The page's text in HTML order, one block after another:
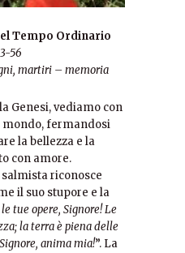
Tempo Ordinario
56
martiri – memoria
Genesi, vediamo con
mondo, fermandosi
la bellezza e la
con amore.
riconosce
il suo stupore e la
tue opere, Signore! Le
la terra è piena delle
anima mia!”. La